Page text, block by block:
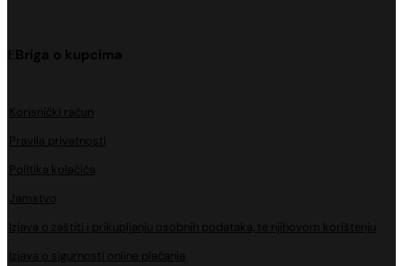
Briga o kupcima
Korisnički račun
Pravila privatnosti
Politika kolačića
Jamstvo
Izjava o zaštiti i prikupljanju osobnih podataka, te njihovom korištenju
Izjava o sigurnosti online plaćanja